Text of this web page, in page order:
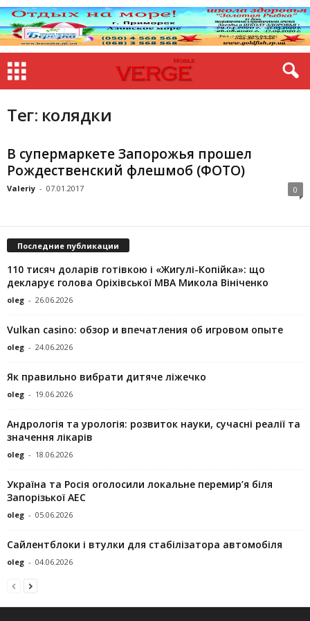
Тег: колядки
В супермаркете Запорожья прошел
Рождественский флешмоб (ФОТО)
Valeriy - 07.01.2017 0
Последние публикации
110 тисяч доларів готівкою і «Жигулі-Копійка»: що
декларує голова Оріхівської МВА Микола Вініченко
oleg - 26.06.2026
Vulkan casino: обзор и впечатления об игровом опыте
oleg - 24.06.2026
Як правильно вибрати дитяче ліжечко
oleg - 19.06.2026
Андрологія та урологія: розвиток науки, сучасні реалії та
значення лікарів
oleg - 18.06.2026
Україна та Росія оголосили локальне перемир’я біля
Запорізької АЕС
oleg - 05.06.2026
Сайлентблоки і втулки для стабілізатора автомобіля
oleg - 04.06.2026